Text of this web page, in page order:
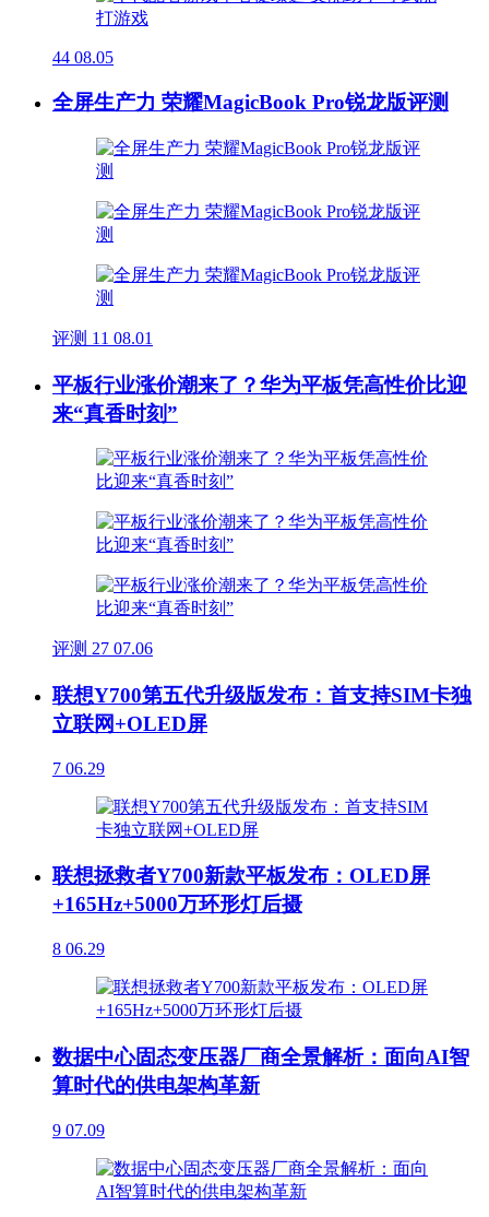
44 08.05
全屏生产力 荣耀MagicBook Pro锐龙版评测
评测 11 08.01
平板行业涨价潮来了？华为平板凭高性价比迎
来“真香时刻”
评测 27 07.06
联想Y700第五代升级版发布：首支持SIM卡独
立联网+OLED屏
7 06.29
联想拯救者Y700新款平板发布：OLED屏
+165Hz+5000万环形灯后摄
8 06.29
数据中心固态变压器厂商全景解析：面向AI智
算时代的供电架构革新
9 07.09